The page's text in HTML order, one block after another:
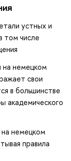
устных и
том числе
на немецком
свои
в большинстве
академического
немецком
правила